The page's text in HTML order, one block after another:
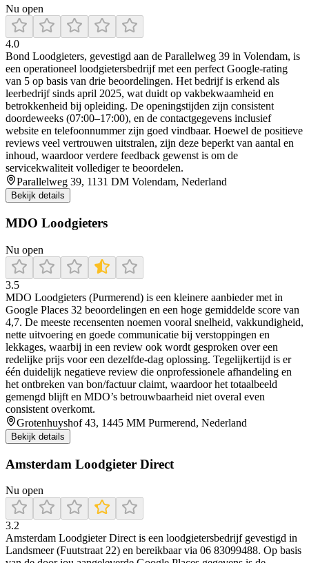
Nu open
4.0
Bond Loodgieters, gevestigd aan de Parallelweg 39 in Volendam, is
een operationeel loodgietersbedrijf met een perfect Google-rating
van 5 op basis van drie beoordelingen. Het bedrijf is erkend als
leerbedrijf sinds april 2025, wat duidt op vakbekwaamheid en
betrokkenheid bij opleiding. De openingstijden zijn consistent
doordeweeks (07:00–17:00), en de contactgegevens inclusief
website en telefoonnummer zijn goed vindbaar. Hoewel de positieve
reviews veel vertrouwen uitstralen, zijn deze beperkt van aantal en
inhoud, waardoor verdere feedback gewenst is om de
servicekwaliteit vollediger te beoordelen.
Parallelweg 39, 1131 DM Volendam, Nederland
Bekijk details
MDO Loodgieters
Nu open
3.5
MDO Loodgieters (Purmerend) is een kleinere aanbieder met in
Google Places 32 beoordelingen en een hoge gemiddelde score van
4,7. De meeste recensenten noemen vooral snelheid, vakkundigheid,
nette uitvoering en goede communicatie bij verstoppingen en
lekkages, waarbij in een review ook wordt gesproken over een
redelijke prijs voor een dezelfde-dag oplossing. Tegelijkertijd is er
één duidelijk negatieve review die onprofessionele afhandeling en
het ontbreken van bon/factuur claimt, waardoor het totaalbeeld
gemengd blijft en MDO’s betrouwbaarheid niet overal even
consistent overkomt.
Grotenhuyshof 43, 1445 MM Purmerend, Nederland
Bekijk details
Amsterdam Loodgieter Direct
Nu open
3.2
Amsterdam Loodgieter Direct is een loodgietersbedrijf gevestigd in
Landsmeer (Fuutstraat 22) en bereikbaar via 06 83099488. Op basis